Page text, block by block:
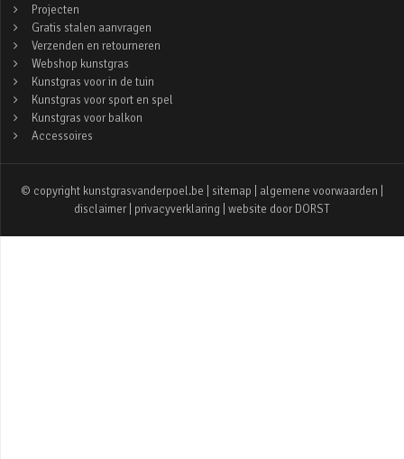
Projecten
Gratis stalen aanvragen
Verzenden en retourneren
Webshop kunstgras
Kunstgras voor in de tuin
Kunstgras voor sport en spel
Kunstgras voor balkon
Accessoires
© copyright kunstgrasvanderpoel.be | sitemap algemene voorwaarden
disclaimer
privacyverklaring | website door DORST